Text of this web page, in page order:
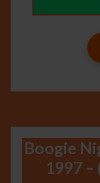
Boogie
1997